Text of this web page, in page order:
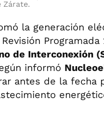
Zárate.
la generación
Programada
de Interconexión
informó
antes de la fecha